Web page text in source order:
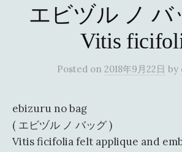
エビヅル ノ バ
Vitis
Posted on 2018年9月22日 by
ebizuru no bag
( エビヅル ノ バッグ )
Vitis ficifolia felt applique and